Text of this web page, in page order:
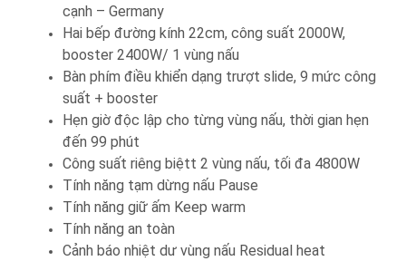
cạnh – Germany
Hai bếp đường kính 22cm, công suất 2000W,
booster 2400W/ 1 vùng nấu
Bàn phím điều khiển dạng trượt slide, 9 mức công
suất + booster
Hẹn giờ độc lập cho từng vùng nấu, thời gian hẹn
đến 99 phút
Công suất riêng biệtt 2 vùng nấu, tối đa 4800W
Tính năng tạm dừng nấu Pause
Tính năng giữ ấm Keep warm
Tính năng an toàn
Cảnh báo nhiệt dư vùng nấu Residual heat